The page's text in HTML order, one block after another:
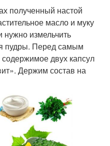
полученный настой
масло и муку
измельчить
пудры. Перед самым
двух капсул
Держим состав на